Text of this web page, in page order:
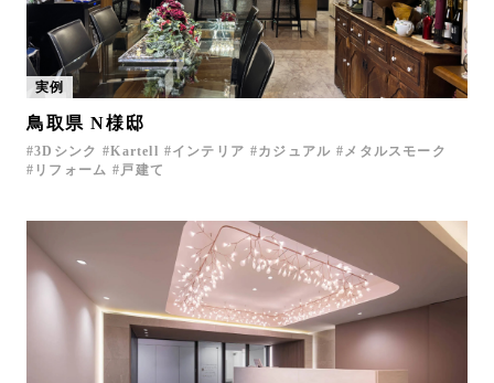
実例
鳥取県 N様邸
3Dシンク Kartell インテリア カジュアル
メタルスモーク
リフォーム
戸建て